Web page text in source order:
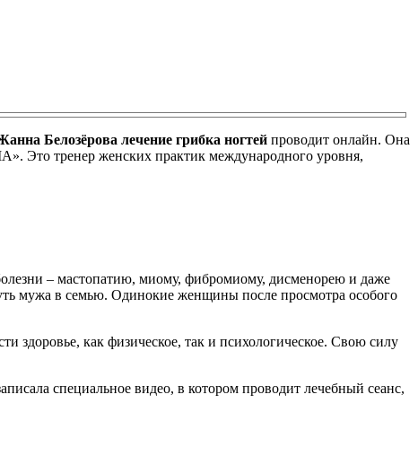
Белозёрова лечение грибка ногтей проводит онлайн. Она
Это тренер женских практик международного уровня,
– мастопатию, миому, фибромиому, дисменорею и даже
мужа в семью. Одинокие женщины после просмотра особого
здоровье, как физическое, так и психологическое. Свою силу
специальное видео, в котором проводит лечебный сеанс,